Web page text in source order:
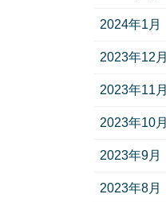
2024年1月
2023年12月
2023年11月
2023年10月
2023年9月
2023年8月